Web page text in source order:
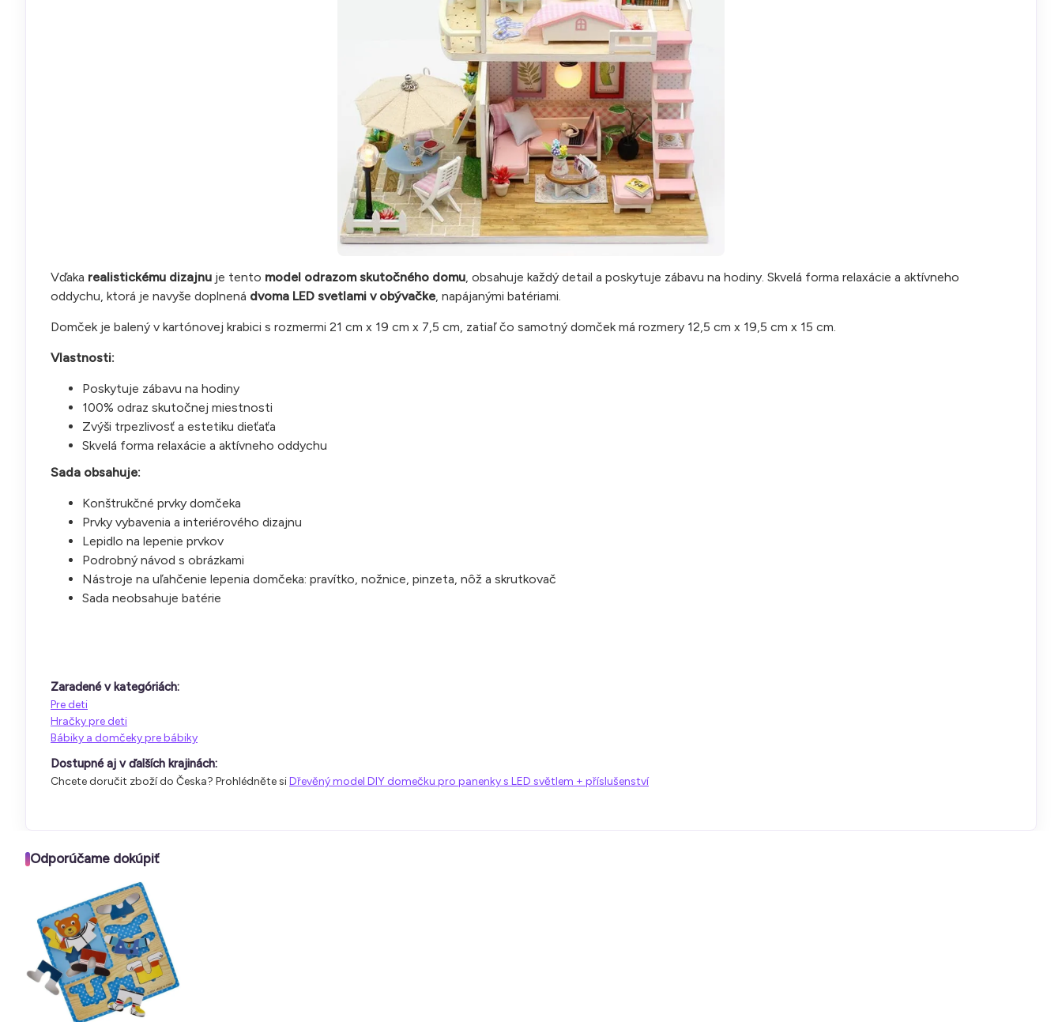
Vďaka realistickému dizajnu je tento model odrazom skutočného domu, obsahuje každý detail a poskytuje zábavu na hodiny. Skvelá forma relaxácie a aktívneho
oddychu, ktorá je navyše doplnená dvoma LED svetlami v obývačke, napájanými batériami.
Domček je balený v kartónovej krabici s rozmermi 21 cm x 19 cm x 7,5 cm, zatiaľ čo samotný domček má rozmery 12,5 cm x 19,5 cm x 15 cm.
Vlastnosti:
Poskytuje zábavu na hodiny
100% odraz skutočnej miestnosti
Zvýši trpezlivosť a estetiku dieťaťa
Skvelá forma relaxácie a aktívneho oddychu
Sada obsahuje:
Konštrukčné prvky domčeka
Prvky vybavenia a interiérového dizajnu
Lepidlo na lepenie prvkov
Podrobný návod s obrázkami
Nástroje na uľahčenie lepenia domčeka: pravítko, nožnice, pinzeta, nôž a skrutkovač
Sada neobsahuje batérie
Zaradené v kategóriách:
Pre deti
Hračky pre deti
Bábiky a domčeky pre bábiky
Dostupné aj v ďalších krajinách:
Chcete doručit zboží do Česka? Prohlédněte siDřevěný model DIY domečku pro panenky s LED světlem + příslušenství
Odporúčame dokúpiť